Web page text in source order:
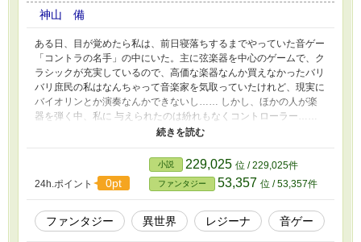
神山 備
ある日、目が覚めたら私は、前日寝落ちするまでやっていた音ゲー
「コントラの名手」の中にいた。主に弦楽器を中心のゲームで、ク
ラシックが充実しているので、高価な楽器なんか買えなかったバリ
バリ庶民の私はなんちゃって音楽家を気取っていたけれど、現実に
バイオリンとか演奏なんかできないし…… しかし、ほかの人が楽
器を弾く中、私に 与えられたのは紛れもなくコントローラー……
いや、設定でも好きな楽器をコントラと呼んで演奏するんだけど
なきゃならないみたいで、そのためには音ゲーのお約束事、恋愛シ
ミュレーションをクリアしなきゃならない。二次元のイケメンは嫌
いじゃない。むしろ大好物だけど、攻略サイトなしでできるのか
な。
24h.ポイント 0pt
小説 229,025 位 / 229,025件
ファンタジー 53,357 位 / 53,357件
ファンタジー 異世界 レジーナ 音ゲー